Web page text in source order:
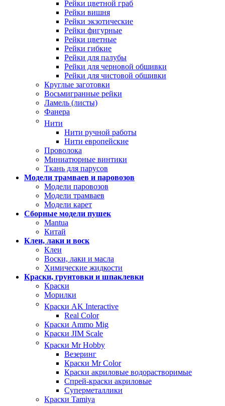
Рейки цветной граб
Рейки вишня
Рейки экзотические
Рейки фигурные
Рейки цветные
Рейки гибкие
Рейки для палубы
Рейки для черновой обшивки
Рейки для чистовой обшивки
Круглые заготовки
Восьмигранные рейки
Ламель (листы)
Фанера
Нити
Нити ручной работы
Нити европейские
Проволока
Миниатюрные винтики
Ткань для парусов
Модели трамваев и паровозов
Модели паровозов
Модели трамваев
Модели карет
Сборные модели пушек
Mantua
Китай
Клеи, лаки и воск
Клеи
Воски, лаки и масла
Химические жидкости
Краски, грунтовки и шпаклевки
Краски
Морилки
Краски AK Interactive
Real Color
Краски Ammo Mig
Краски JIM Scale
Краски Mr Hobby
Везеринг
Краски Mr Color
Краски акриловые водорастворимые
Спрей-краски акриловые
Суперметаллики
Краски Tamiya